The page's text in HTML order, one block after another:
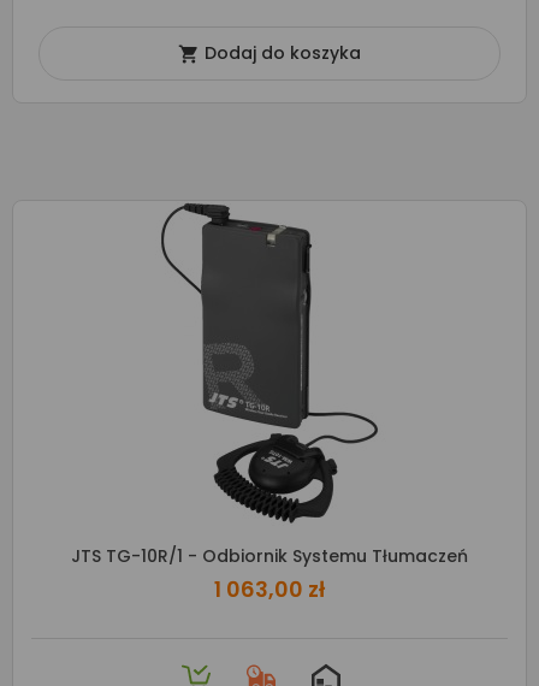
 Dodaj do koszyka
JTS TG-10R/1 - Odbiornik Systemu Tłumaczeń
1 063,00 zł